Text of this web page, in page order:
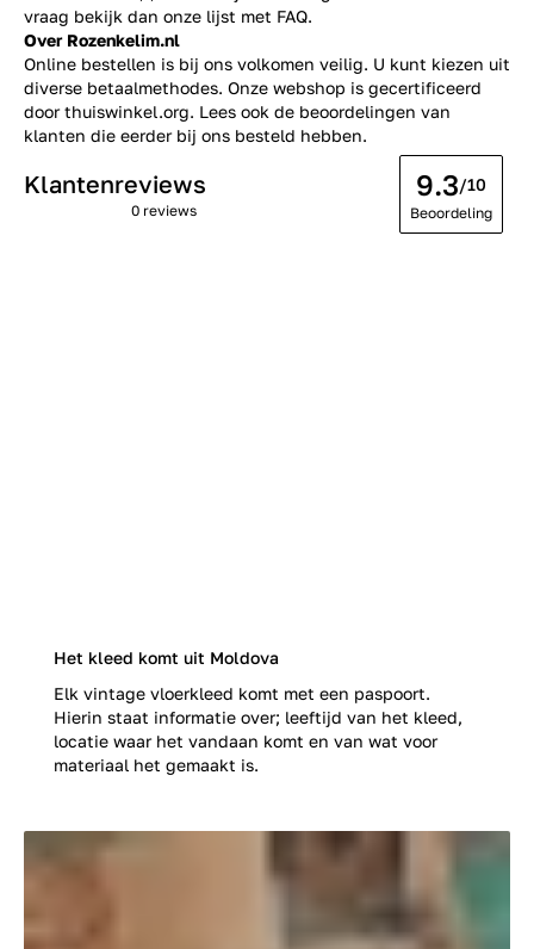
vraag bekijk dan onze lijst met FAQ.
Over Rozenkelim.nl
Online bestellen is bij ons volkomen veilig. U kunt kiezen uit
diverse betaalmethodes. Onze webshop is gecertificeerd
door thuiswinkel.org. Lees ook de beoordelingen van
klanten die eerder bij ons besteld hebben.
Het kleed komt uit Moldova
Elk vintage vloerkleed komt met een paspoort.
Hierin staat informatie over; leeftijd van het kleed,
locatie waar het vandaan komt en van wat voor
materiaal het gemaakt is.
Klantenreviews
0 reviews
9.3/10
Beoordeling